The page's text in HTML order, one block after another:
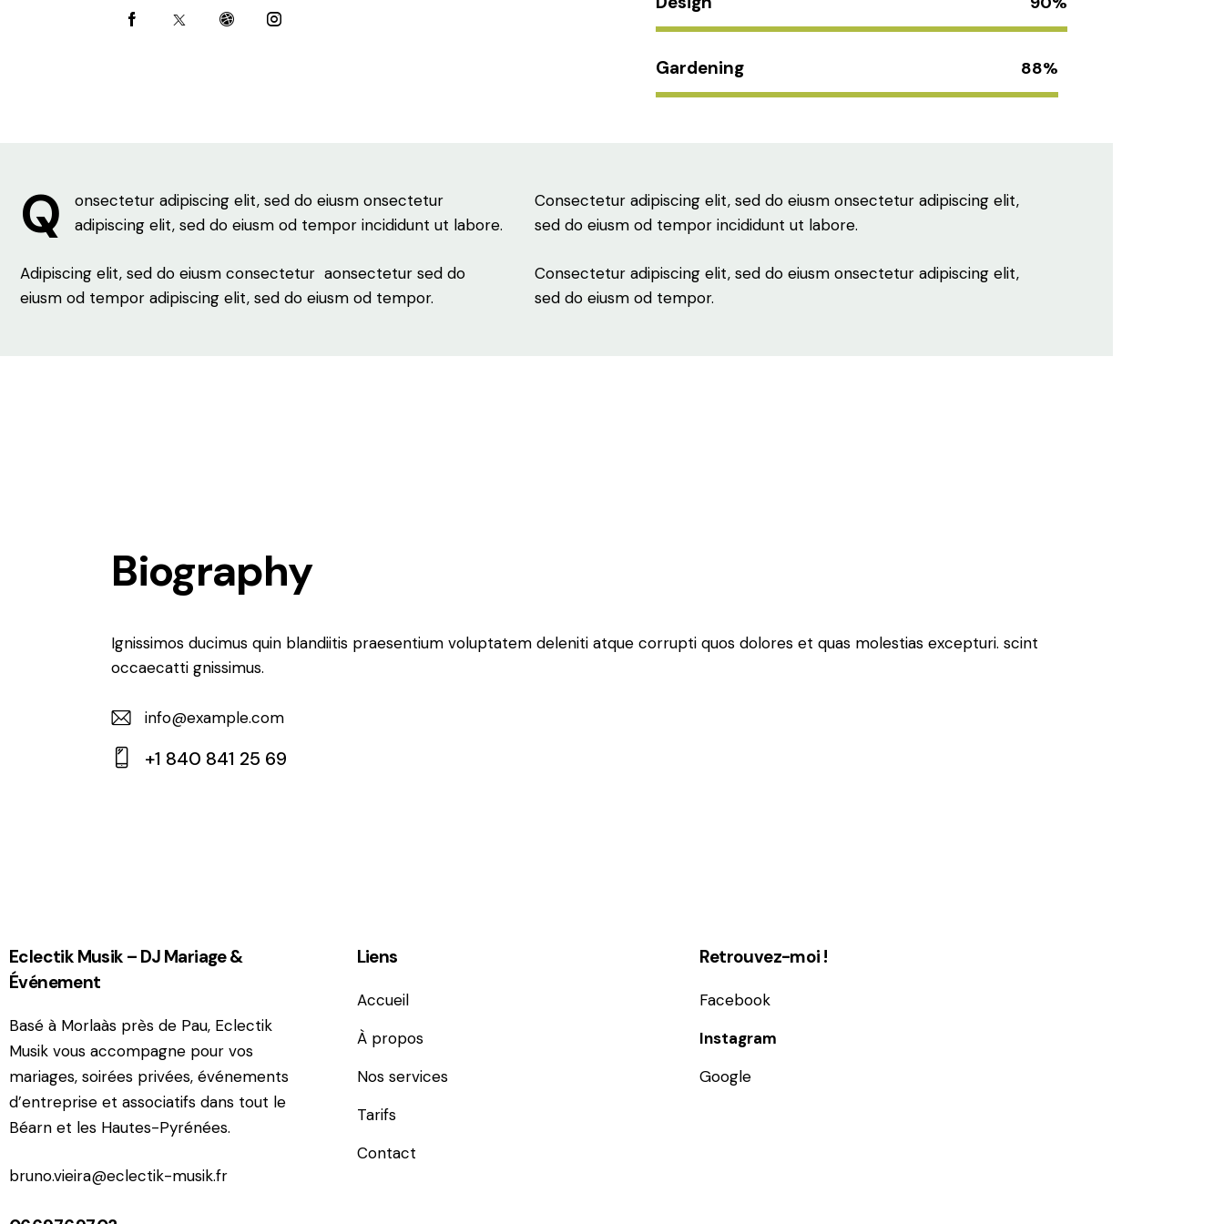
Gardening 88%
Q
onsectetur adipiscing elit, sed do eiusm onsectetur
adipiscing elit, sed do eiusm od tempor incididunt ut labore.
Adipiscing elit, sed do eiusm consectetur aonsectetur sed do
eiusm od tempor adipiscing elit, sed do eiusm od tempor.
Consectetur adipiscing elit, sed do eiusm onsectetur adipiscing elit,
sed do eiusm od tempor incididunt ut labore.
Consectetur adipiscing elit, sed do eiusm onsectetur adipiscing elit,
sed do eiusm od tempor.
Biography
Ignissimos ducimus quin blandiitis praesentium voluptatem deleniti atque corrupti quos dolores et quas molestias excepturi. scint
occaecatti gnissimus.
E-
m
info@example.com
+1 840 841 25 69
Eclectik Musik – DJ Mariage &
Événement
Basé à Morlaàs près de Pau, Eclectik
Musik vous accompagne pour vos
mariages, soirées privées, événements
d’entreprise et associatifs dans tout le
Béarn et les Hautes-Pyrénées.
bruno.vieira@eclectik-musik.fr
Liens
Accueil
À propos
Nos services
Tarifs
Contact
Retrouvez-moi !
Facebook
Instagram
Google